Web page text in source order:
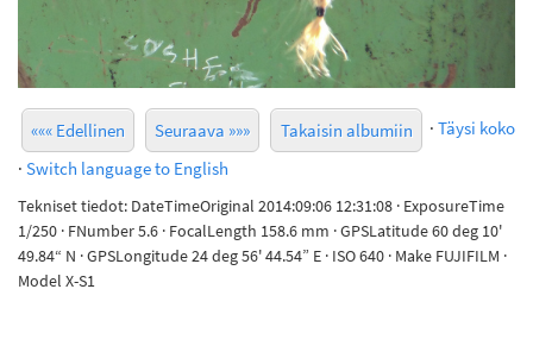
««« Edellinen Seuraava »»» Takaisin albumiin · Täysi koko
· Switch language to English
Tekniset tiedot: DateTimeOriginal 2014:09:06 12:31:08 · ExposureTime
1/250 · FNumber 5.6 · FocalLength 158.6 mm · GPSLatitude 60 deg 10'
49.84“ N · GPSLongitude 24 deg 56' 44.54” E · ISO 640 · Make FUJIFILM ·
Model X-S1